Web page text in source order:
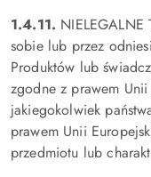
1.4.11.
sobie lub przez
Produktów lub
zgodne z prawem
jakiegokolwiek
prawem Unii
przedmiotu lub